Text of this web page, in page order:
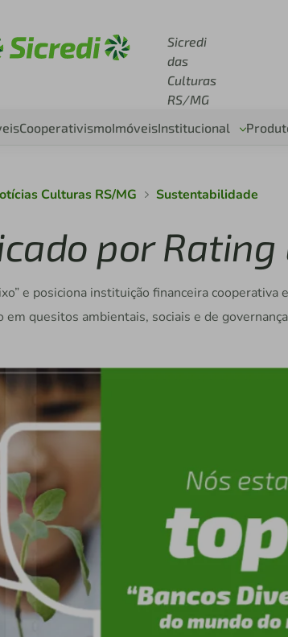
Sicredi
das
Culturas
RS/MG
CooperativismoImóveisInstitucional
Culturas RS/MG Sustentabilidade
por Rating
e posiciona instituição financeira
quesitos ambientais, sociais e de governança